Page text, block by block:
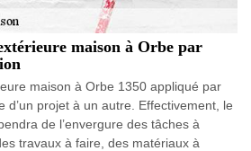
maison à Orbe par
maison à Orbe 1350 appliqué par
d’un projet à un autre. Effectivement, le
de l’envergure des tâches à
travaux à faire, des matériaux à